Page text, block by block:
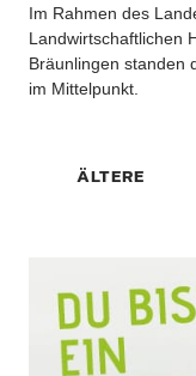
Im Rahmen des
Landwirtschaftlichen
Bräunlingen standen
im Mittelpunkt.
ÄLTERE